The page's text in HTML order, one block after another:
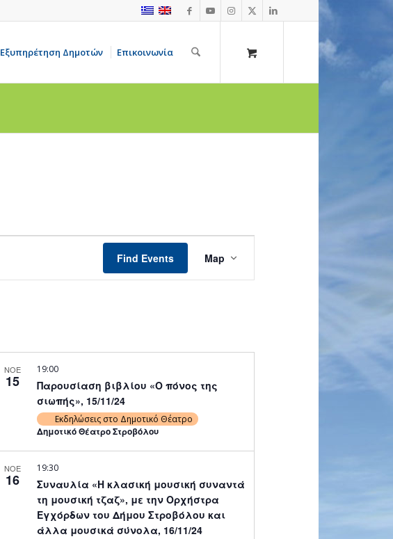
Εξυπηρέτηση Δημοτών Επικοινωνία
Find Events
Views
Map
ΝΟΕ
15
Παρουσίαση βιβλίου «Ο πόνος της
σιωπής», 15/11/24
19:00
Εκδηλώσεις στο Δημοτικό Θέατρο
Δημοτικό Θέατρο Στροβόλου
ΝΟΕ
16
Συναυλία «Η κλασική μουσική συναντά
τη μουσική τζαζ», με την Ορχήστρα
Εγχόρδων του Δήμου Στροβόλου και
άλλα μουσικά σύνολα, 16/11/24
19:30